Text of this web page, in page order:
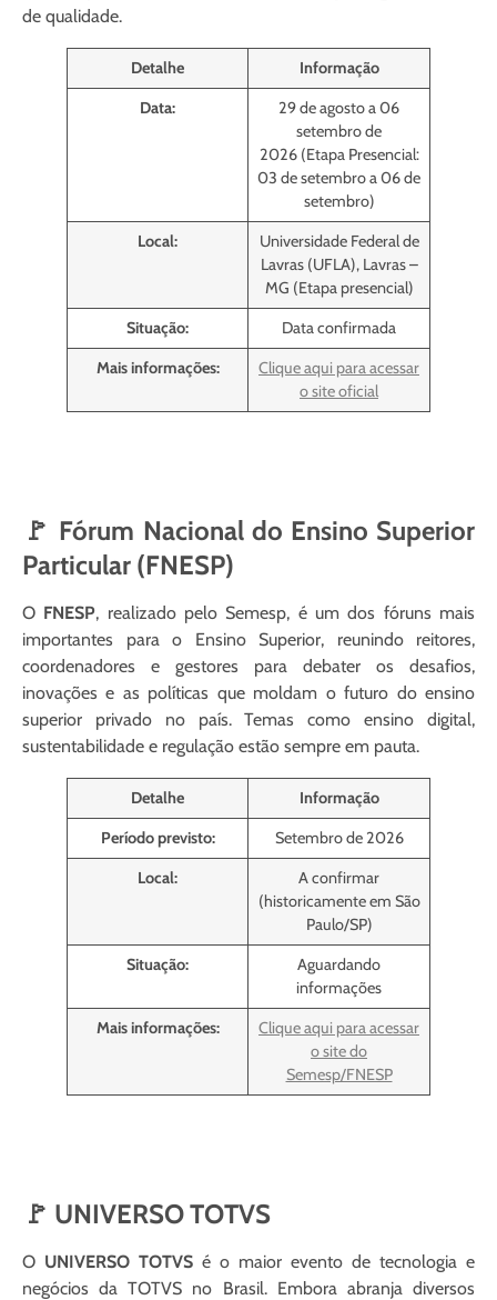
de qualidade.
Detalhe
Informação
Data:
29 de agosto a 06
setembro de
2026 (Etapa Presencial:
03 de setembro a 06 de
setembro)
Local:
Universidade Federal de
Lavras (UFLA), Lavras –
MG (Etapa presencial)
Situação:
Data confirmada
Mais informações:
Clique aqui para acessar
o site oficial
🚩 Fórum Nacional do Ensino Superior
Particular (FNESP)
O FNESP, realizado pelo Semesp, é um dos fóruns mais
importantes para o Ensino Superior, reunindo reitores,
coordenadores e gestores para debater os desafios,
inovações e as políticas que moldam o futuro do ensino
superior privado no país. Temas como ensino digital,
sustentabilidade e regulação estão sempre em pauta.
Detalhe
Informação
Período previsto:
Setembro de 2026
Local:
A confirmar
(historicamente em São
Paulo/SP)
Situação:
Aguardando
informações
Mais informações:
Clique aqui para acessar
o site do
Semesp/FNESP
🚩 UNIVERSO TOTVS
O UNIVERSO TOTVS é o maior evento de tecnologia e
negócios da TOTVS no Brasil. Embora abranja diversos